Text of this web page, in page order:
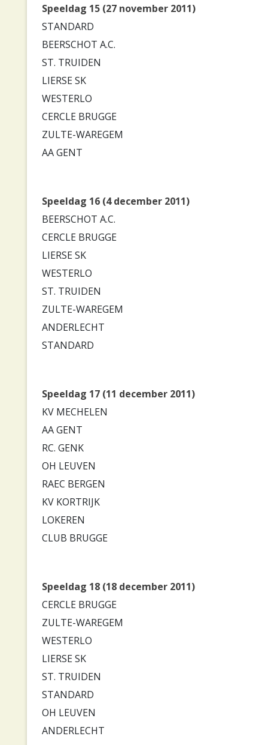
Speeldag 15 (27 november 2011)
STANDARD
BEERSCHOT A.C.
ST. TRUIDEN
LIERSE SK
WESTERLO
CERCLE BRUGGE
ZULTE-WAREGEM
AA GENT
Speeldag 16 (4 december 2011)
BEERSCHOT A.C.
CERCLE BRUGGE
LIERSE SK
WESTERLO
ST. TRUIDEN
ZULTE-WAREGEM
ANDERLECHT
STANDARD
Speeldag 17 (11 december 2011)
KV MECHELEN
AA GENT
RC. GENK
OH LEUVEN
RAEC BERGEN
KV KORTRIJK
LOKEREN
CLUB BRUGGE
Speeldag 18 (18 december 2011)
CERCLE BRUGGE
ZULTE-WAREGEM
WESTERLO
LIERSE SK
ST. TRUIDEN
STANDARD
OH LEUVEN
ANDERLECHT